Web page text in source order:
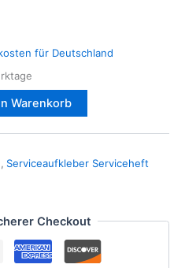
für Deutschland
Warenkorb
, Serviceaufkleber Serviceheft
Checkout